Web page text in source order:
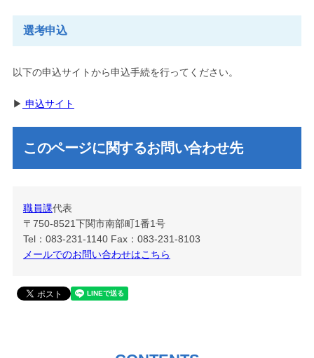
選考申込
以下の申込サイトから申込手続を行ってください。
▶ 申込サイト
このページに関するお問い合わせ先
職員課代表
〒750-8521下関市南部町1番1号
Tel：083-231-1140 Fax：083-231-8103
メールでのお問い合わせはこちら